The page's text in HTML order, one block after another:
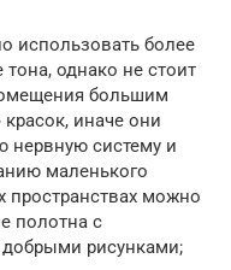
использовать более
однако не стоит
большим
иначе они
нервную систему и
маленького
пространствах можно
полотна с
рисунками;